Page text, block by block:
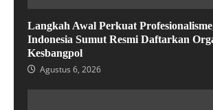
Langkah Awal Perkuat
Indonesia Sumut Resmi Daftarkan
Kesbangpol
Agustus 6, 2026